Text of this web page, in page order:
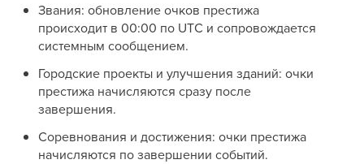
Звания: обновление очков престижа
происходит в 00:00 по UTC и сопровождается
системным сообщением.
Городские проекты и улучшения зданий: очки
престижа начисляются сразу после
завершения.
Соревнования и достижения: очки престижа
начисляются по завершении событий.